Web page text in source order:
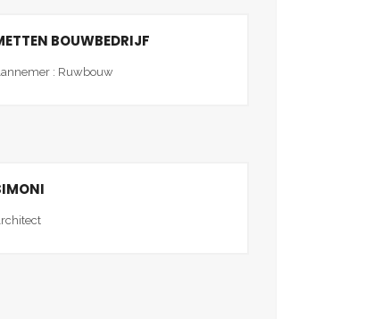
BOUWBEDRIJF
: Ruwbouw